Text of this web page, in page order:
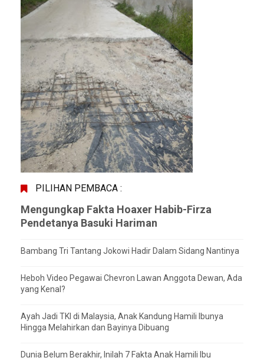
PILIHAN PEMBACA :
Mengungkap Fakta Hoaxer Habib-Firza
Pendetanya Basuki Hariman
Bambang Tri Tantang Jokowi Hadir Dalam Sidang Nantinya
Heboh Video Pegawai Chevron Lawan Anggota Dewan, Ada
yang Kenal?
Ayah Jadi TKI di Malaysia, Anak Kandung Hamili Ibunya
Hingga Melahirkan dan Bayinya Dibuang
Dunia Belum Berakhir, Inilah 7 Fakta Anak Hamili Ibu